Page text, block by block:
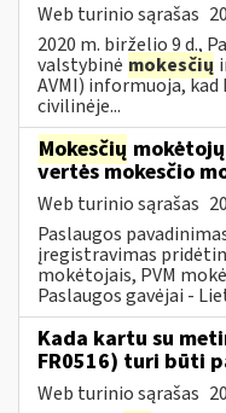
Web turinio sąrašas
2020 m. birželio 9 d.,
valstybinė mokesčių
AVMI) informuoja,
civilinėje...
Mokesčių
vertės mokesčio
Web turinio sąrašas
Paslaugos
įregistravimas
mokėtojais, PVM
Paslaugos gavėjai -
Kada kartu su
FR0516) turi būti
Web turinio sąrašas